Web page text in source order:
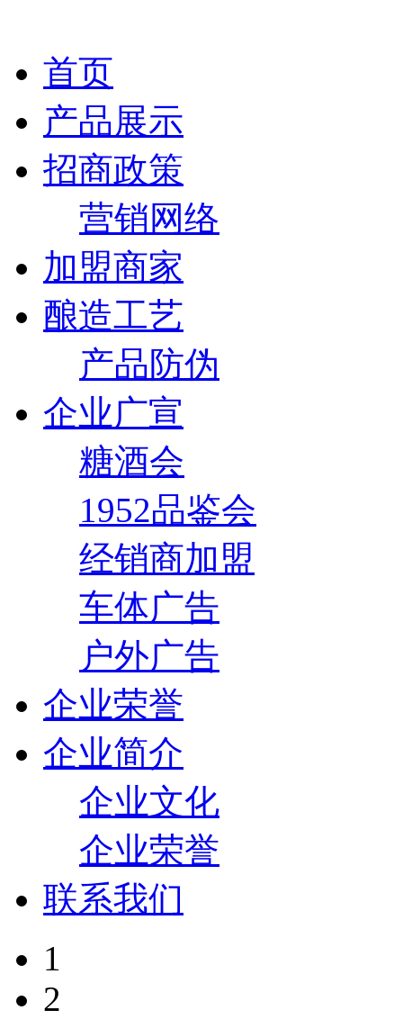
首页
产品展示
招商政策
营销网络
加盟商家
酿造工艺
产品防伪
企业广宣
糖酒会
1952品鉴会
经销商加盟
车体广告
户外广告
企业荣誉
企业简介
企业文化
企业荣誉
联系我们
1
2